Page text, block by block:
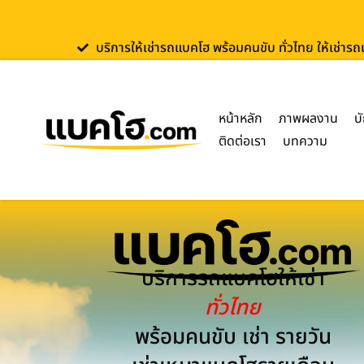
บริการให้เช่ารถแบคโฮ พร้อมคนขับ ทั่วไทย ให้เช่า
หน้าหลัก ภาพผลงาน
ติดต่อเรา
บทความ
บริการรถแบคโฮให้เช่า
ทั่วไทย
พร้อมคนขับ เช่า รายวัน